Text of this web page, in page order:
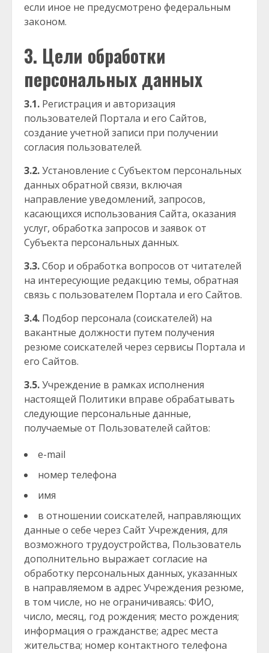
если иное не предусмотрено федеральным
законом.
3. Цели обработки
персональных данных
3.1. Регистрация и авторизация
пользователей Портала и его Сайтов,
создание учетной записи при получении
согласия пользователей.
3.2.Установление с Субъектом персональных
данных обратной связи, включая
направление уведомлений, запросов,
касающихся использования Сайта, оказания
услуг, обработка запросов и заявок от
Субъекта персональных данных.
3.3.Сбор и обработка вопросов от читателей
на интересующие редакцию темы, обратная
связь с пользователем Портала и его Сайтов.
3.4. Подбор персонала (соискателей) на
вакантные должности путем получения
резюме соискателей через сервисы Портала и
его Сайтов.
3.5.Учреждение в рамках исполнения
настоящей Политики вправе обрабатывать
следующие персональные данные,
получаемые от Пользователей сайтов:
e-mail
номер телефона
имя
в отношении соискателей, направляющих
данные о себе через Сайт Учреждения, для
возможного трудоустройства, Пользователь
дополнительно выражает согласие на
обработку персональных данных, указанных
в направляемом в адрес Учреждения резюме,
в том числе, но не ограничиваясь: ФИО,
число, месяц, год рождения; место рождения;
информация о гражданстве; адрес места
жительства; номер контактного телефона